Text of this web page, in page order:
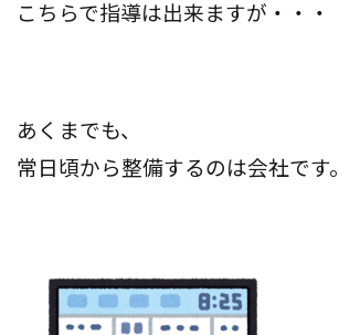
こちらで指導は出来ますが・・・
あくまでも、
常日頃から整備するのは会社です。